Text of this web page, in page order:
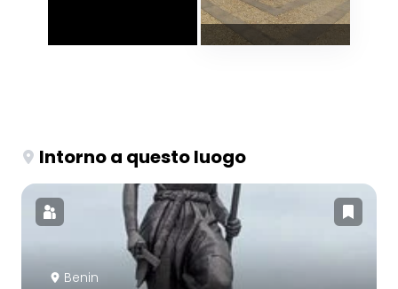
Intorno a questo luogo
Benin